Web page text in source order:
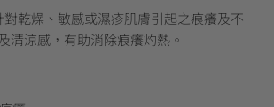
乾燥、敏感或濕疹肌膚引起之痕癢及不
清涼感，有助消除痕癢灼熱。